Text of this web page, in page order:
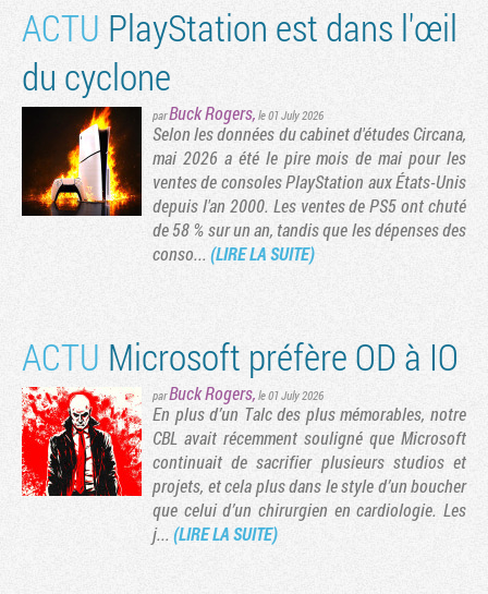
ACTU PlayStation est dans l'œil
du cyclone
parBuck Rogers, le 01 July 2026
Selon les données du cabinet d'études Circana,
mai 2026 a été le pire mois de mai pour les
ventes de consoles PlayStation aux États-Unis
depuis l'an 2000. Les ventes de PS5 ont chuté
de 58 % sur un an, tandis que les dépenses des
conso... (LIRE LA SUITE)
ACTU Microsoft préfère OD à IO
parBuck Rogers, le 01 July 2026
En plus d’un Talc des plus mémorables, notre
CBL avait récemment souligné que Microsoft
continuait de sacrifier plusieurs studios et
projets, et cela plus dans le style d’un boucher
que celui d’un chirurgien en cardiologie. Les
j... (LIRE LA SUITE)
page